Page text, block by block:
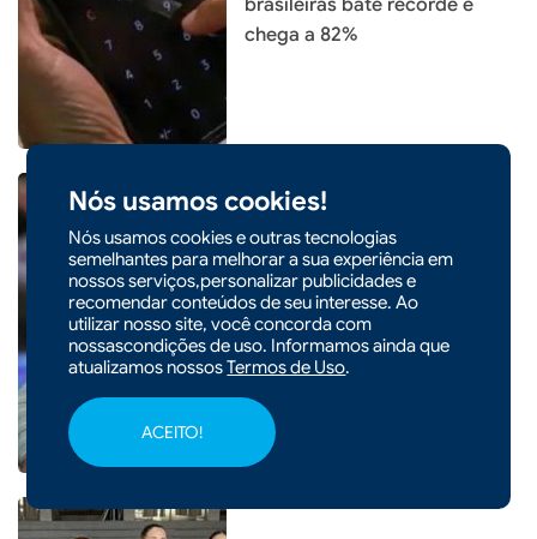
Nós usamos cookies!
Nós usamos cookies e outras tecnologias
semelhantes para melhorar a sua experiência em
nossos serviços,personalizar publicidades e
recomendar conteúdos de seu interesse. Ao
utilizar nosso site, você concorda com
nossascondições de uso. Informamos ainda que
atualizamos nossosTermos de Uso.
ACEITO!
brasileiras bate recorde e
chega a 82%
| 07/08/2026 - 07h48
Famílias brasileiras perderam
R$ 62,5 bilhões para bets em
2025